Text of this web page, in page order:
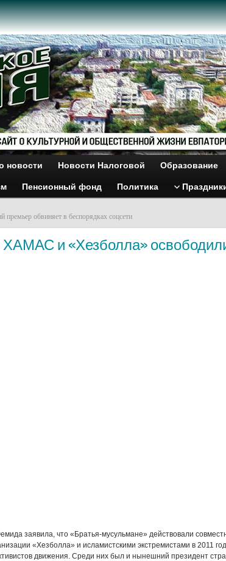
новости Новости Налоговой Образование
Пенсионный фонд Политика
премьер обвиняет в беспорядках соцсети
ХАМАС и «Хезболла»
заявила, что «Братья-мусульмане» действовали
«Хезболла» и исламистскими экстремистами в 2011
движения. Среди них был и нынешний президент